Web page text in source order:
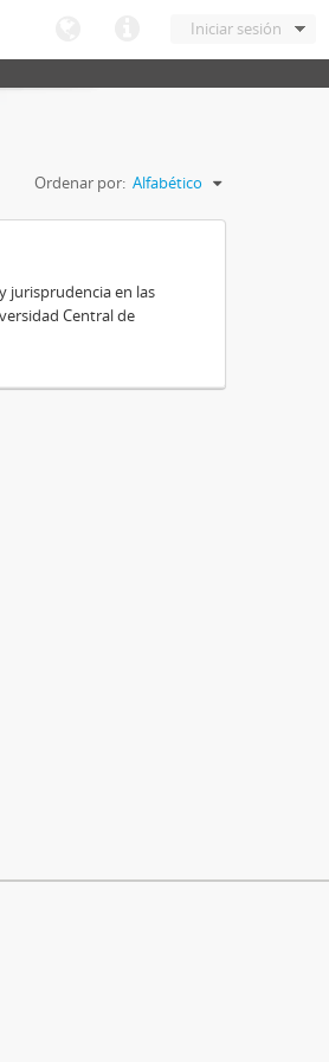
Iniciar sesión
Ordenar por: Alfabético
jurisprudencia en las
Central de